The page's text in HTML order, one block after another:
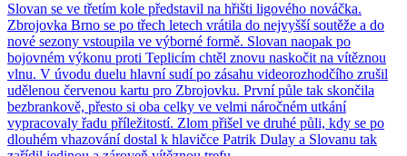
Slovan se ve třetím kole představil na hřišti ligového nováčka.
Zbrojovka Brno se po třech letech vrátila do nejvyšší soutěže a do
nové sezony vstoupila ve výborné formě. Slovan naopak po
bojovném výkonu proti Teplicím chtěl znovu naskočit na vítěznou
vlnu. V úvodu duelu hlavní sudí po zásahu videorozhodčího zrušil
udělenou červenou kartu pro Zbrojovku. První půle tak skončila
bezbrankově, přesto si oba celky ve velmi náročném utkání
vypracovaly řadu příležitostí. Zlom přišel ve druhé půli, kdy se po
dlouhém vhazování dostal k hlavičce Patrik Dulay a Slovanu tak